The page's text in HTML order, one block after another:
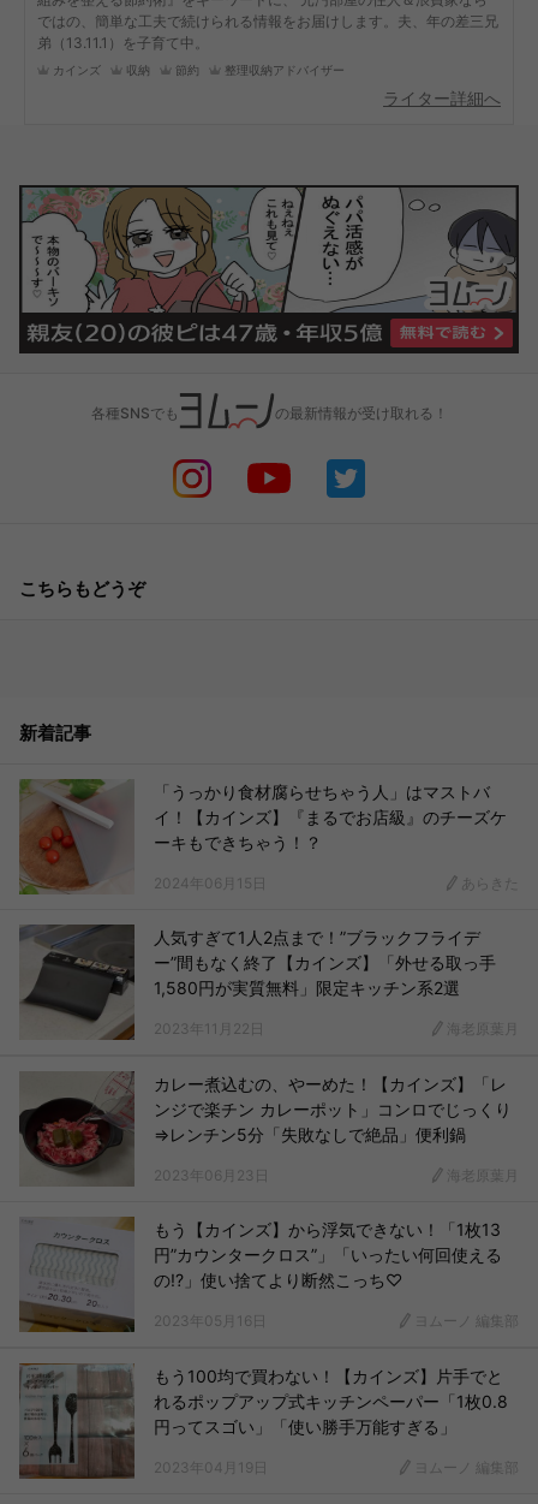
ではの、簡単な工夫で続けられる情報をお届けします。夫、年の差三兄
弟（13.11.1）を子育て中。
カインズ 収納 節約 整理収納アドバイザー
ライター詳細へ
各種SNSでも の最新情報が受け取れる！
こちらもどうぞ
新着記事
「うっかり食材腐らせちゃう人」はマストバ
イ！【カインズ】『まるでお店級』のチーズケ
ーキもできちゃう！？
2024年06月15日 あらきた
人気すぎて1人2点まで！”ブラックフライデ
ー”間もなく終了【カインズ】「外せる取っ手
1,580円が実質無料」限定キッチン系2選
2023年11月22日 海老原葉月
カレー煮込むの、やーめた！【カインズ】「レ
ンジで楽チン カレーポット」コンロでじっくり
⇒レンチン5分「失敗なしで絶品」便利鍋
2023年06月23日 海老原葉月
もう【カインズ】から浮気できない！「1枚13
円”カウンタークロス”」「いったい何回使える
の!?」使い捨てより断然こっち♡
2023年05月16日 ヨムーノ 編集部
もう100均で買わない！【カインズ】片手でと
れるポップアップ式キッチンペーパー「1枚0.8
円ってスゴい」「使い勝手万能すぎる」
2023年04月19日 ヨムーノ 編集部